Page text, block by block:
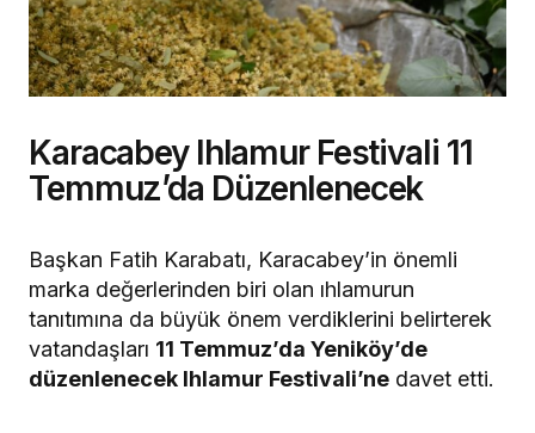
Karacabey Ihlamur Festivali 11
Temmuz’da Düzenlenecek
Başkan Fatih Karabatı, Karacabey’in önemli
marka değerlerinden biri olan ıhlamurun
tanıtımına da büyük önem verdiklerini belirterek
vatandaşları 11 Temmuz’da Yeniköy’de
düzenlenecek Ihlamur Festivali’ne davet etti.